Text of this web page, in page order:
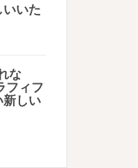
いた
な
フィフ
しい